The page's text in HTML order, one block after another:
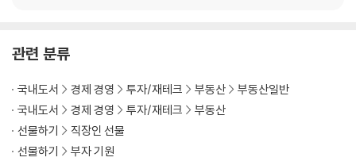
이슈5) 불확실성_상승과 하락 압력이 공존하다
5년 전세 시장 상승 압력｜경기 활성화를 위한 ‘기준금리 인하’ 가능성｜
기대와 우려가 공존하는 2024년｜부동산 시장이 변하고 있다
이슈6) 초품아_실거주도 투자도 스쿨존으로
왜 모두 ‘초품아’에 열광하는 걸까?｜초등학교에서 100m 멀어질 때마다
관련 분류
국내도서 경제 경영 투자/재테크 부동산
부동산일반
국내도서
경제 경영 투자/재테크
부동산
선물하기
직장인 선물
선물하기
부자 기원